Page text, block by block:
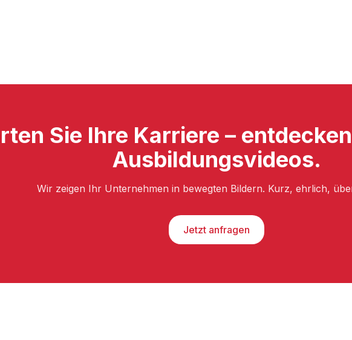
Sie Ihre Karriere –
Ausbildungsvideos.
Wir zeigen Ihr Unternehmen in bewegten Bildern. Kurz, ehrlich,
Jetzt anfragen